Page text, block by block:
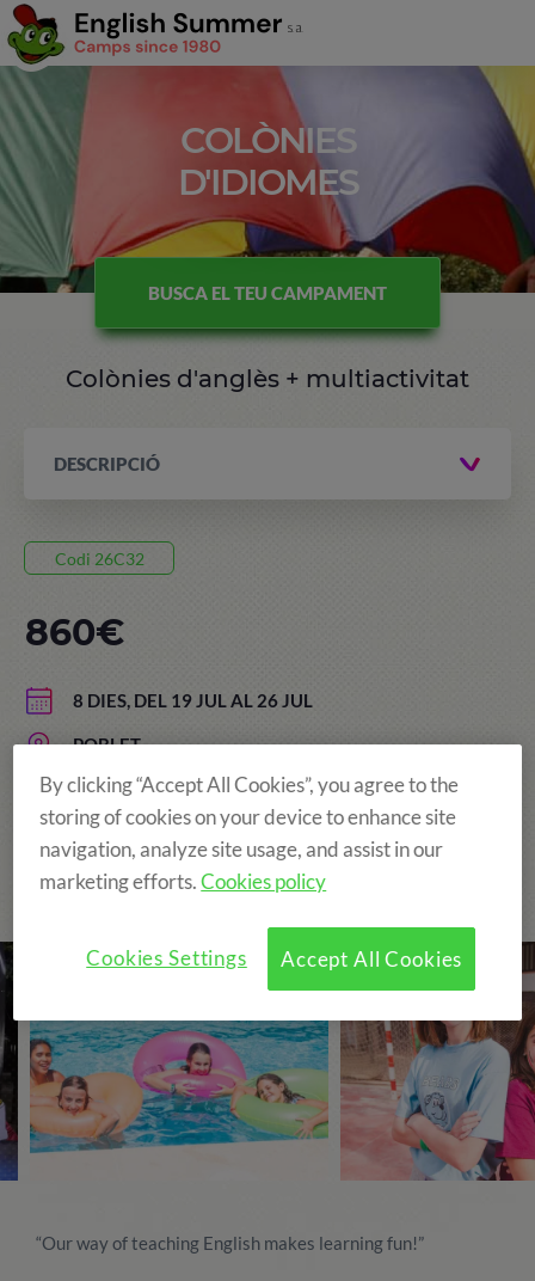
COLÒNIES
D'IDIOMES
BUSCA EL TEU CAMPAMENT
Colònies d'anglès + multiactivitat
DESCRIPCIÓ
Codi 26C32
8 DIES, DEL 19 JUL AL 26 JUL
POBLET
EDAT: DE 8 A 15 ANYS
860€
The Original and still the Best!
“Our way of teaching English makes learning fun!”
By clicking “Accept All Cookies”, you agree to the
storing of cookies on your device to enhance site
navigation, analyze site usage, and assist in our
marketing efforts.Cookies policy
Accept All Cookies
Cookies Settings